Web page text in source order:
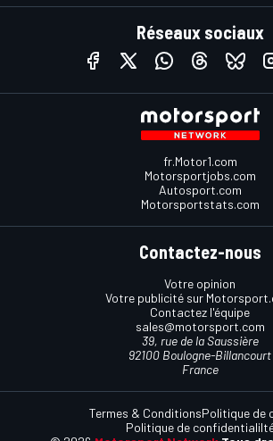
Réseaux sociaux
fr.Motor1.com
Motorsportjobs.com
Autosport.com
Motorsportstats.com
Contactez-nous
Votre opinion
Votre publicité sur
Contactez l'équipe
sales@motorsport.com
39, rue de la Saussière
92100 Boulogne-Billancourt
France
Termes & ConditionsPolitique de
Politique de